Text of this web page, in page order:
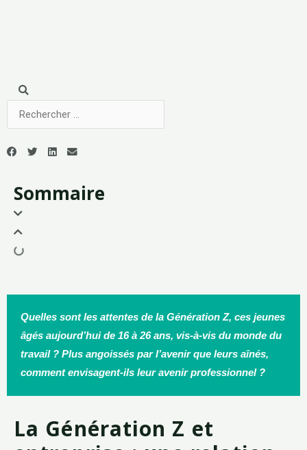
Sommaire
Quelles sont les attentes de la Génération Z, ces jeunes
âgés aujourd’hui de 16 à 26 ans, vis-à-vis du monde du
travail ? Plus angoissés par l’avenir que leurs aînés,
comment envisagent-ils leur avenir professionnel ?
La Génération Z et